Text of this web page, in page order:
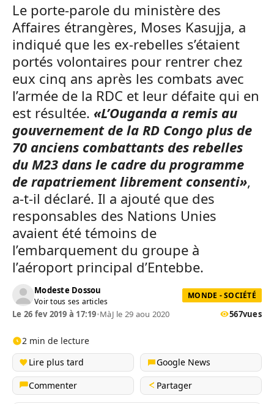
Le porte-parole du ministère des
Affaires étrangères, Moses Kasujja, a
indiqué que les ex-rebelles s’étaient
portés volontaires pour rentrer chez
eux cinq ans après les combats avec
l’armée de la RDC et leur défaite qui en
est résultée. «L’Ouganda a remis au
gouvernement de la RD Congo plus de
70 anciens combattants des rebelles
du M23 dans le cadre du programme
de rapatriement librement consenti»,
a-t-il déclaré. Il a ajouté que des
responsables des Nations Unies
avaient été témoins de
l’embarquement du groupe à
l’aéroport principal d’Entebbe.
Modeste Dossou
Voir tous ses articles
MONDE - SOCIÉTÉ
Le 26 fev 2019 à 17:19•MàJ le 29 aou 2020 567vues
2 min de lecture
Lire plus tard
Google News
Commenter
Partager